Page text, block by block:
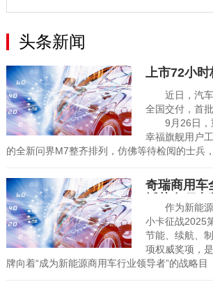
头条新闻
上市72小
近日，汽车
全国交付，首
9月26日，重
幸福旗舰用户
的全新问界M7整齐排列，仿佛等待检阅的士兵，
奇瑞商用车
斩获多项大
作为新能源
小卡征战2025
节能、续航、
项权威奖项，
牌向着“成为新能源商用车行业领导者”的战略目